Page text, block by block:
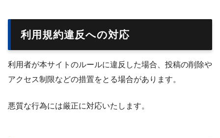
利用規約違反への対応
利用者が本サイトのルールに違反した場合、投稿の削除や
アクセス制限などの措置をとる場合があります。
悪質な行為には厳正に対応いたします。